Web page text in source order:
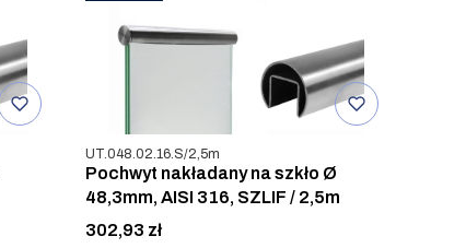
Kod produktu
UT.048.02.16.S/2,5m
Pochwyt nakładany na szkło Ø
48,3mm, AISI 316, SZLIF / 2,5m
Cena
302,93 zł